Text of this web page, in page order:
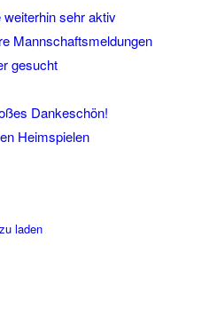
sehr aktiv
Mannschaftsmeldungen
gesucht
Dankeschön!
Heimspielen
laden